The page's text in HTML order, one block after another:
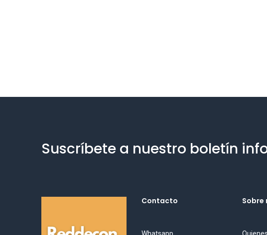
Suscríbete a nuestro boletín
Contacto Sobre